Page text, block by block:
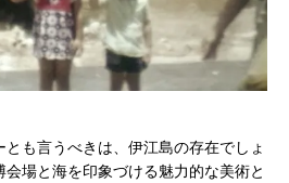
も言うべきは、伊江島の存在でしょ
場と海を印象づける魅力的な美術と